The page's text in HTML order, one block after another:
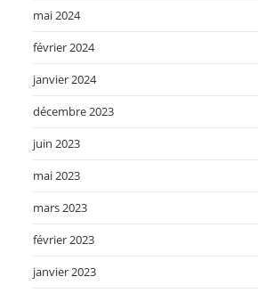
mai 2024
février 2024
janvier 2024
décembre 2023
juin 2023
mai 2023
mars 2023
février 2023
janvier 2023